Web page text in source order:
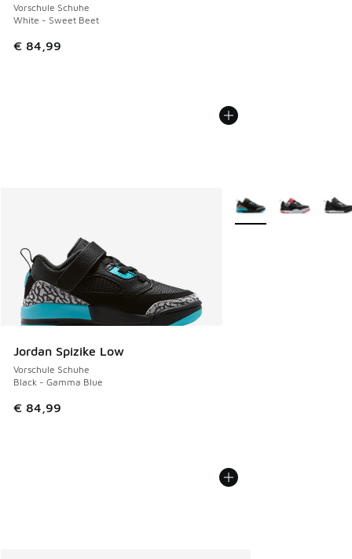
Vorschule Schuhe
White - Sweet Beet
€ 84,99
Jordan Spizike Low
Vorschule Schuhe
Black - Gamma Blue
€ 84,99
Weitere Farben